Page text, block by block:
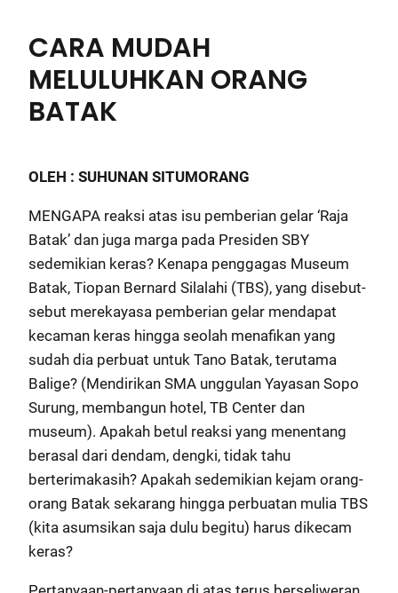
CARA MUDAH
MELULUHKAN ORANG
BATAK
OLEH : SUHUNAN SITUMORANG
MENGAPA reaksi atas isu pemberian gelar ‘Raja
Batak’ dan juga marga pada Presiden SBY
sedemikian keras? Kenapa penggagas Museum
Batak, Tiopan Bernard Silalahi (TBS), yang disebut-
sebut merekayasa pemberian gelar mendapat
kecaman keras hingga seolah menafikan yang
sudah dia perbuat untuk Tano Batak, terutama
Balige? (Mendirikan SMA unggulan Yayasan Sopo
Surung, membangun hotel, TB Center dan
museum). Apakah betul reaksi yang menentang
berasal dari dendam, dengki, tidak tahu
berterimakasih? Apakah sedemikian kejam orang-
orang Batak sekarang hingga perbuatan mulia TBS
(kita asumsikan saja dulu begitu) harus dikecam
keras?